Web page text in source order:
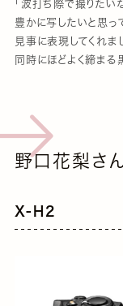
「波打ち際で撮りたい
豊かに写したいと思
見事に表現してくれま
同時にほどよく締まる
野口花梨さ
X-H2